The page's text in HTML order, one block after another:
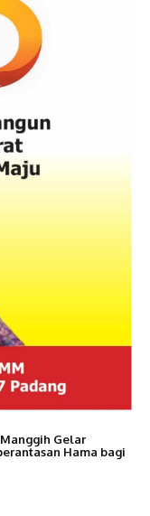
Gelar
Hama bagi